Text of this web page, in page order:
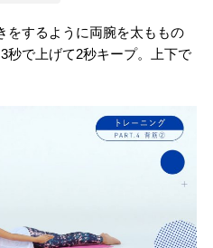
をするように両腕を太ももの
秒で上げて2秒キープ。上下で